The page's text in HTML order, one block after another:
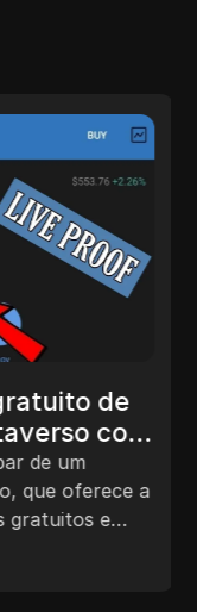
de
com
a
de um
que oferece a
gratuitos e
em